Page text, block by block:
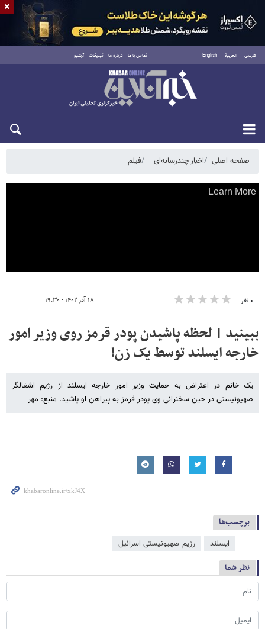
فارسی العربية English تماس با ما درباره ما تبلیغات آرشیو
شنبه ۱۷ مرداد ۱۴۰۵
صفحه اصلی اخبار چندرسانه‌ای فیلم
۰ نفر ۱۸ آذر ۱۴۰۲ - ۱۹:۳۰
ببینید | لحظه پاشیدن پودر قرمز روی وزیر امور
خارجه ایسلند توسط یک زن!
یک خانم در اعتراض به حمایت وزیر امور خارجه ایسلند از رژیم اشغالگر
صهیونیستی در حین سخنرانی وی پودر قرمز به پیراهن او پاشید. منبع: مهر
برچسب‌ها
ایسلند رژیم صهیونیستی اسرائیل
نظر شما
×